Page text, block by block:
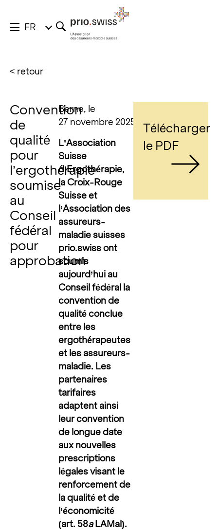
FR
< retour
Convention
de
qualité
pour
l’ergothérapie
soumise
au
Conseil
fédéral
pour
approbation
Berne, le
27 novembre 2025
L’Association
Suisse
d’Ergothérapie,
la Croix-Rouge
Suisse et
l’Association des
assureurs-
maladie suisses
prio.swiss ont
soumis
aujourd’hui au
Conseil fédéral la
convention de
qualité conclue
entre les
ergothérapeutes
et les assureurs-
maladie. Les
partenaires
tarifaires
adaptent ainsi
leur convention
de longue date
aux nouvelles
prescriptions
légales visant le
renforcement de
la qualité et de
l’économicité
(art. 58aLAMal).
Télécharger
le PDF